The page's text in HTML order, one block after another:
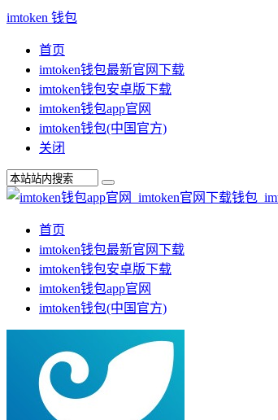
imtoken 钱包
首页
imtoken钱包最新官网下载
imtoken钱包安卓版下载
imtoken钱包app官网
imtoken钱包(中国官方)
关闭
首页
imtoken钱包最新官网下载
imtoken钱包安卓版下载
imtoken钱包app官网
imtoken钱包(中国官方)